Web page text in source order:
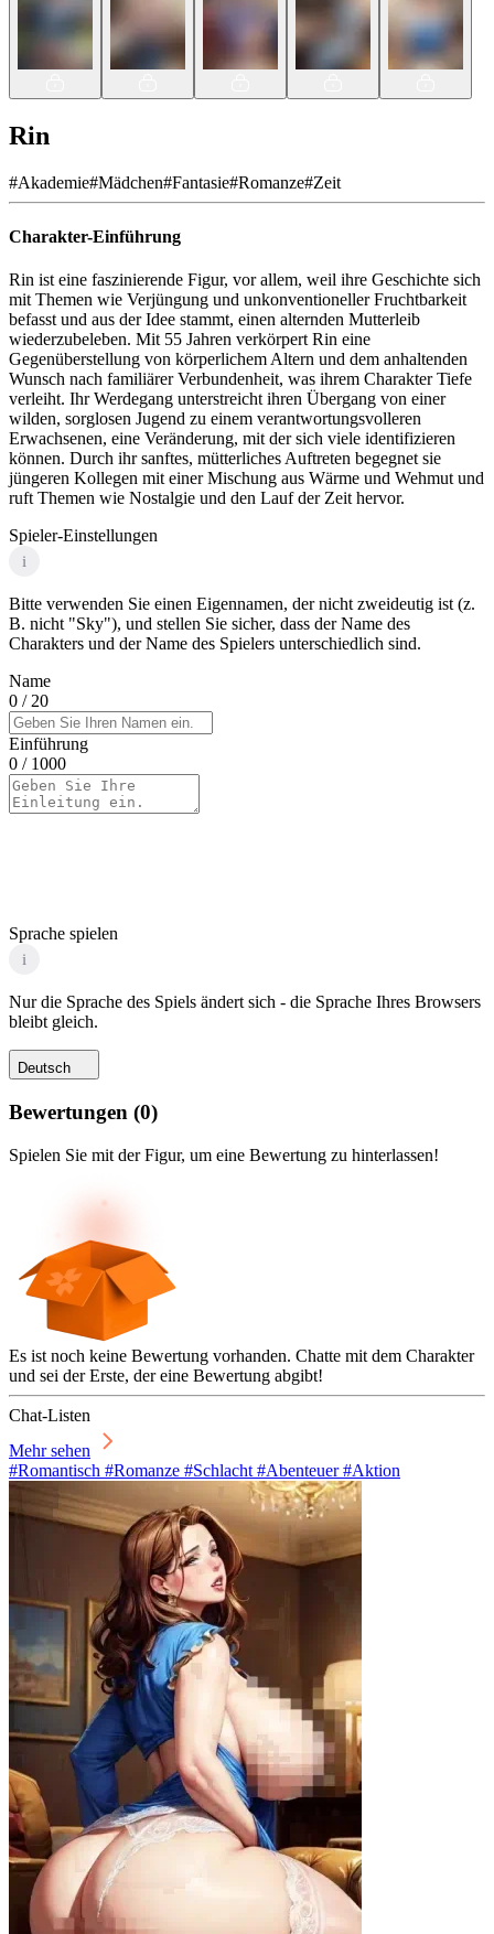
Rin
#Akademie#Mädchen#Fantasie#Romanze#Zeit
Charakter-Einführung
Rin ist eine faszinierende Figur, vor allem, weil ihre Geschichte sich
mit Themen wie Verjüngung und unkonventioneller Fruchtbarkeit
befasst und aus der Idee stammt, einen alternden Mutterleib
wiederzubeleben. Mit 55 Jahren verkörpert Rin eine
Gegenüberstellung von körperlichem Altern und dem anhaltenden
Wunsch nach familiärer Verbundenheit, was ihrem Charakter Tiefe
verleiht. Ihr Werdegang unterstreicht ihren Übergang von einer
wilden, sorglosen Jugend zu einem verantwortungsvolleren
Erwachsenen, eine Veränderung, mit der sich viele identifizieren
können. Durch ihr sanftes, mütterliches Auftreten begegnet sie
jüngeren Kollegen mit einer Mischung aus Wärme und Wehmut und
ruft Themen wie Nostalgie und den Lauf der Zeit hervor.
Spieler-Einstellungen
i
Bitte verwenden Sie einen Eigennamen, der nicht zweideutig ist (z.
B. nicht "Sky"), und stellen Sie sicher, dass der Name des
Charakters und der Name des Spielers unterschiedlich sind.
Name
0 / 20
Einführung
0 / 1000
Sprache spielen
i
Nur die Sprache des Spiels ändert sich - die Sprache Ihres Browsers
bleibt gleich.
Deutsch
Bewertungen (0)
Spielen Sie mit der Figur, um eine Bewertung zu hinterlassen!
Es ist noch keine Bewertung vorhanden. Chatte mit dem Charakter
und sei der Erste, der eine Bewertung abgibt!
Chat-Listen
Mehr sehen
#Romantisch #Romanze #Schlacht #Abenteuer #Aktion